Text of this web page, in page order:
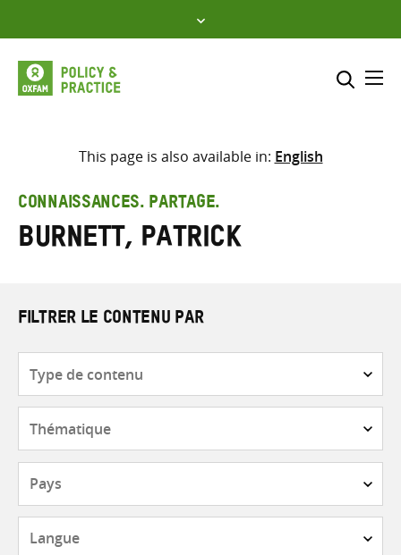
to
content
Sélectionner l’emplacement
Saisir
les
termes
This page is also available in: English
CONNAISSANCES. PARTAGE.
Burnett, Patrick
FILTRER LE CONTENU PAR
contenu